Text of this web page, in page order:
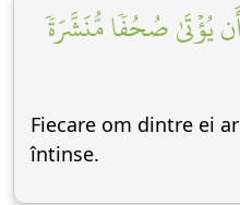
يُؤۡتَىٰ صُحُفٗا مُّنَشَّرَةٗ
Fiecare om dintre ei
întinse.